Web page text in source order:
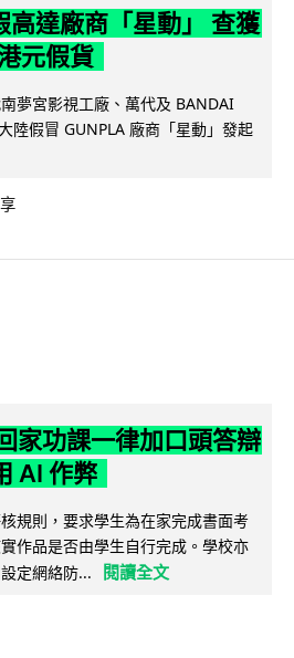
高達廠商「星動」 查獲
元假貨
夢宮影視工廠、萬代及 BANDAI
陸假冒 GUNPLA 廠商「星動」發起
家功課一律加口頭答辯
AI 作弊
規則，要求學生為在家完成書面考
作品是否由學生自行完成。學校亦
定網絡防...
閱讀全文